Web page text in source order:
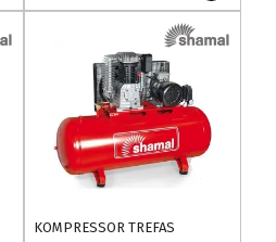
KOMPRESSOR TREFAS